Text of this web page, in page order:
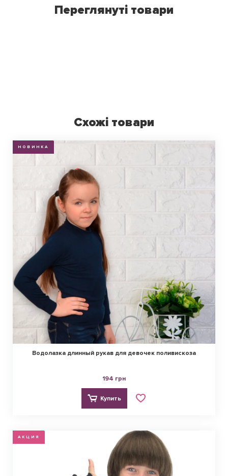
Переглянуті товари
Схожі товари
НОВИНКА
Водолазка длинный рукав для девочек поливискоза
194 грн
Купить
АКЦИЯ